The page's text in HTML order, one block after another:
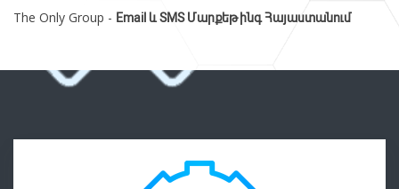
The Only Group - Email և SMS Մարքեթինգ Հայաստանում